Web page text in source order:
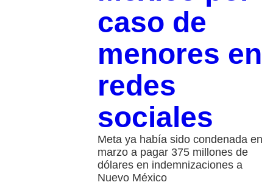
caso de
menores en
redes
sociales
Meta ya había sido condenada en
marzo a pagar 375 millones de
dólares en indemnizaciones a
Nuevo México